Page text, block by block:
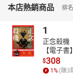
作者曾長期採訪俞國
式呈現五○年代政治
跨國媒體戰、地緣
當世界關鍵字不斷重複
七十年前的台灣大事
本店熱銷商品 排
1
正念殺機
【電子書】
$308
1 % (賺3